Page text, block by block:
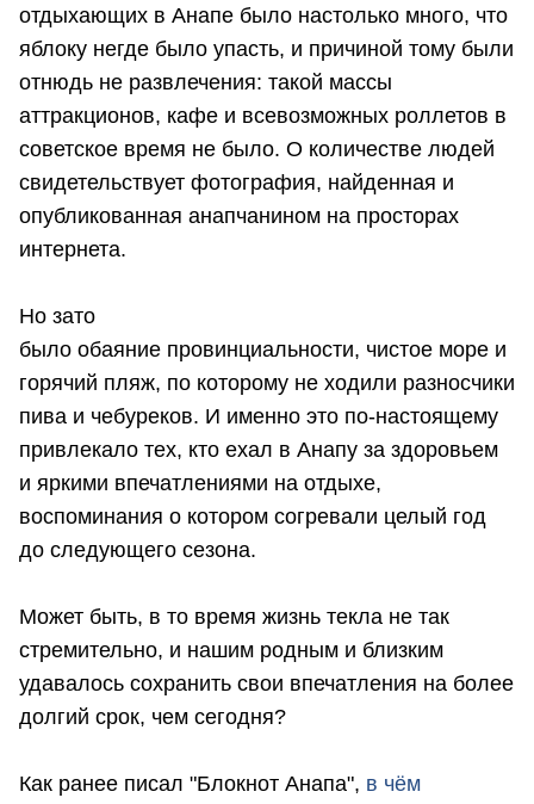
отдыхающих в Анапе было настолько много, что
яблоку негде было упасть, и причиной тому были
отнюдь не развлечения: такой массы
аттракционов, кафе и всевозможных роллетов в
советское время не было. О количестве людей
свидетельствует фотография, найденная и
опубликованная анапчанином на просторах
интернета.
Но зато
было обаяние провинциальности, чистое море и
горячий пляж, по которому не ходили разносчики
пива и чебуреков. И именно это по-настоящему
привлекало тех, кто ехал в Анапу за здоровьем
и яркими впечатлениями на отдыхе,
воспоминания о котором согревали целый год
до следующего сезона.
Может быть, в то время жизнь текла не так
стремительно, и нашим родным и близким
удавалось сохранить свои впечатления на более
долгий срок, чем сегодня?
Как ранее писал "Блокнот Анапа", в чём